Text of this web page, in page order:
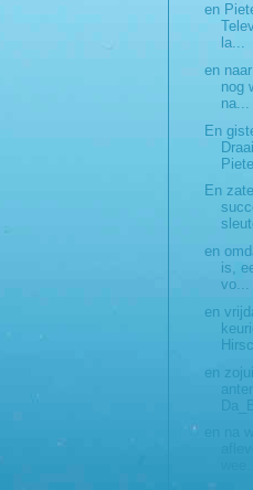
en
la...
en
nog
na...
En
En
en
is,
vo...
en
en
en na